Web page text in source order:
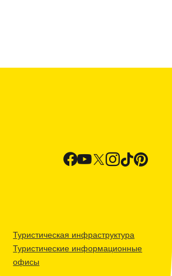
Туристическая инфраструктура
Туристические информационные
офисы